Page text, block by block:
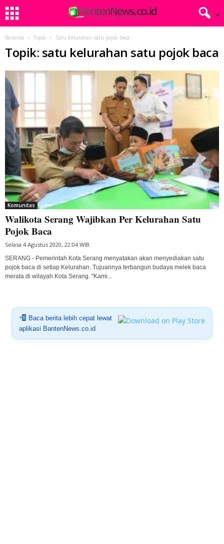
Beranda Topik Satu kelurahan satu pojok baca
Topik: satu kelurahan satu pojok baca
Komunitas
Walikota Serang Wajibkan Per Kelurahan Satu
Pojok Baca
Selasa 4 Agustus 2020, 22:04 WIB
SERANG - Pemerintah Kota Serang menyatakan akan menyediakan satu
pojok baca di setiap Kelurahan. Tujuannya terbangun budaya melek baca
merata di wilayah Kota Serang. "Kami...
Baca berita lebih cepat lewat
aplikasi BantenNews.co.id